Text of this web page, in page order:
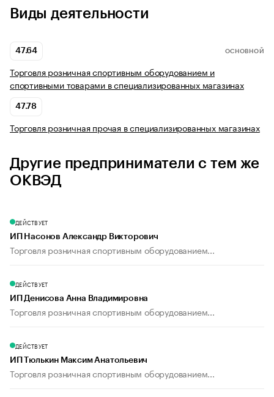
Виды деятельности
47.64 ОСНОВНОЙ
Торговля розничная спортивным оборудованием и
спортивными товарами в специализированных магазинах
47.78
Торговля розничная прочая в специализированных магазинах
Другие предприниматели с тем же
ОКВЭД
ДЕЙСТВУЕТ
ИП Насонов Александр Викторович
Торговля розничная спортивным оборудованием...
ДЕЙСТВУЕТ
ИП Денисова Анна Владимировна
Торговля розничная спортивным оборудованием...
ДЕЙСТВУЕТ
ИП Тюлькин Максим Анатольевич
Торговля розничная спортивным оборудованием...